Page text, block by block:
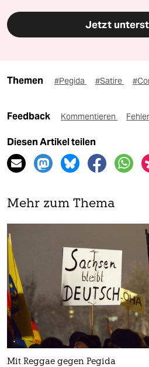
Jetzt
Themen #Pegida #Satire
Feedback Kommentieren
Diesen Artikel teilen
Mehr zum Thema
Mit Reggae gegen Pegida